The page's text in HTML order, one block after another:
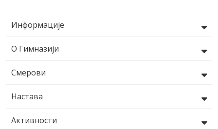
Информације
О Гимназији
Смерови
Настава
Активности